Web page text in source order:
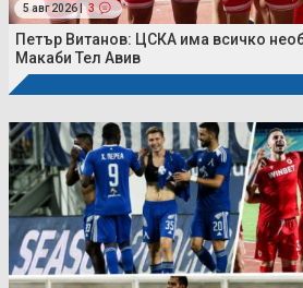
5 авг 2026 | 3
Петър Витанов: ЦСКА има всичко
Макаби Тел Авив